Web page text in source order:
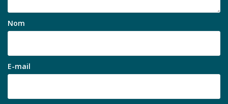
Nom
E-mail